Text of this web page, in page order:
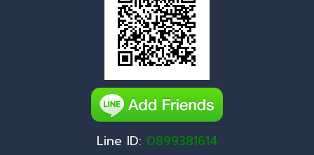
Line ID: 0899381614